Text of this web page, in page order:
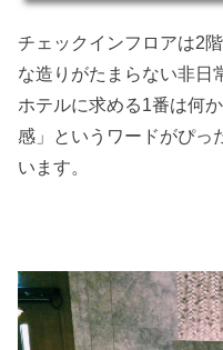
チェックインフロアは2
な造りがたまらない非日
ホテルに求める1番は何
感」というワードがぴっ
います。